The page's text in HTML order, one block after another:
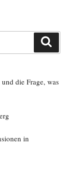
die Frage, was
in